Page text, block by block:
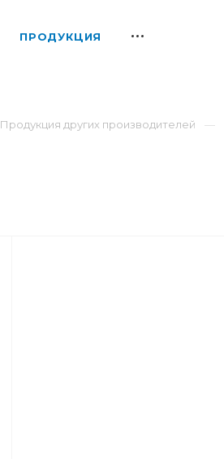
ПРОДУКЦИЯ
Продукция других производителей